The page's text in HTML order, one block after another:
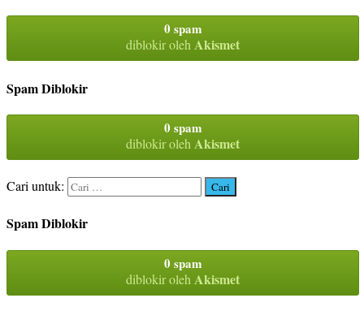
0 spam
diblokir olehAkismet
Spam Diblokir
0 spam
diblokir oleh Akismet
Cari untuk:
Spam Diblokir
0 spam
diblokir oleh Akismet